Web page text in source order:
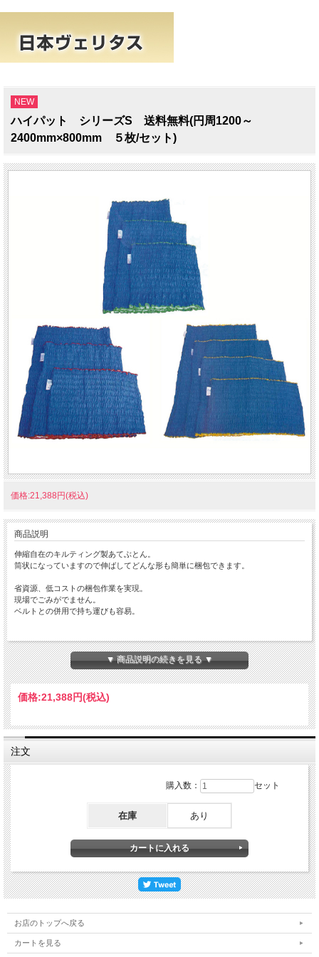
NEW
ハイパット シリーズS 送料無料(円周1200～
2400mm×800mm ５枚/セット)
価格:21,388円(税込)
商品説明
伸縮自在のキルティング製あてぶとん。
筒状になっていますので伸ばしてどんな形も簡単に梱包できます。
省資源、低コストの梱包作業を実現。
現場でごみがでません。
ベルトとの併用で持ち運びも容易。
材質・・・表地：PE１００％
中綿：PE１００％
ゴム：１２コール
裏地：PE１００％
用途・・・家具、家電の梱包
▼ 商品説明の続きを見る ▼
価格:21,388円(税込)
注文
購入数： セット
在庫 あり
お店のトップへ戻る
カートを見る